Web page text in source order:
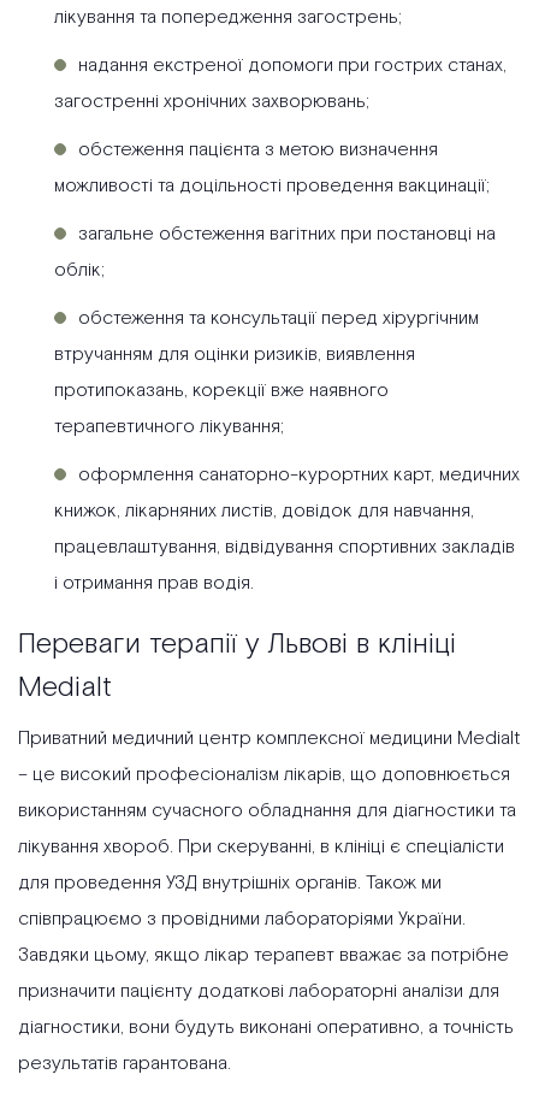
лікування та попередження загострень;
надання екстреної допомоги при гострих станах,
загостренні хронічних захворювань;
обстеження пацієнта з метою визначення
можливості та доцільності проведення вакцинації;
загальне обстеження вагітних при постановці на
облік;
обстеження та консультації перед хірургічним
втручанням для оцінки ризиків, виявлення
протипоказань, корекції вже наявного
терапевтичного лікування;
оформлення санаторно-курортних карт, медичних
книжок, лікарняних листів, довідок для навчання,
працевлаштування, відвідування спортивних закладів
і отримання прав водія.
Переваги терапії у Львові в клініці
Medialt
Приватний медичний центр комплексної медицини Medialt
– це високий професіоналізм лікарів, що доповнюється
використанням сучасного обладнання для діагностики та
лікування хвороб. При скеруванні, в клініці є спеціалісти
для проведення УЗД внутрішніх органів. Також ми
співпрацюємо з провідними лабораторіями України.
Завдяки цьому, якщо лікар терапевт вважає за потрібне
призначити пацієнту додаткові лабораторні аналізи для
діагностики, вони будуть виконані оперативно, а точність
результатів гарантована.